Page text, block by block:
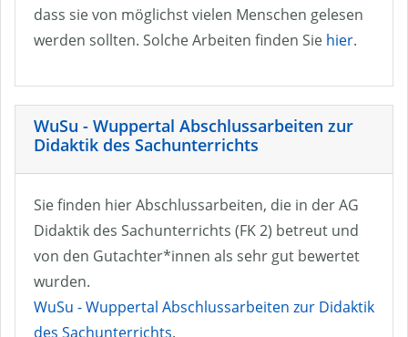
dass sie von möglichst vielen Menschen gelesen
werden sollten. Solche Arbeiten finden Sie hier.
WuSu - Wuppertal Abschlussarbeiten zur
Didaktik des Sachunterrichts
Sie finden hier Abschlussarbeiten, die in der AG
Didaktik des Sachunterrichts (FK 2) betreut und
von den Gutachter*innen als sehr gut bewertet
wurden.
WuSu - Wuppertal Abschlussarbeiten zur Didaktik
des Sachunterrichts.